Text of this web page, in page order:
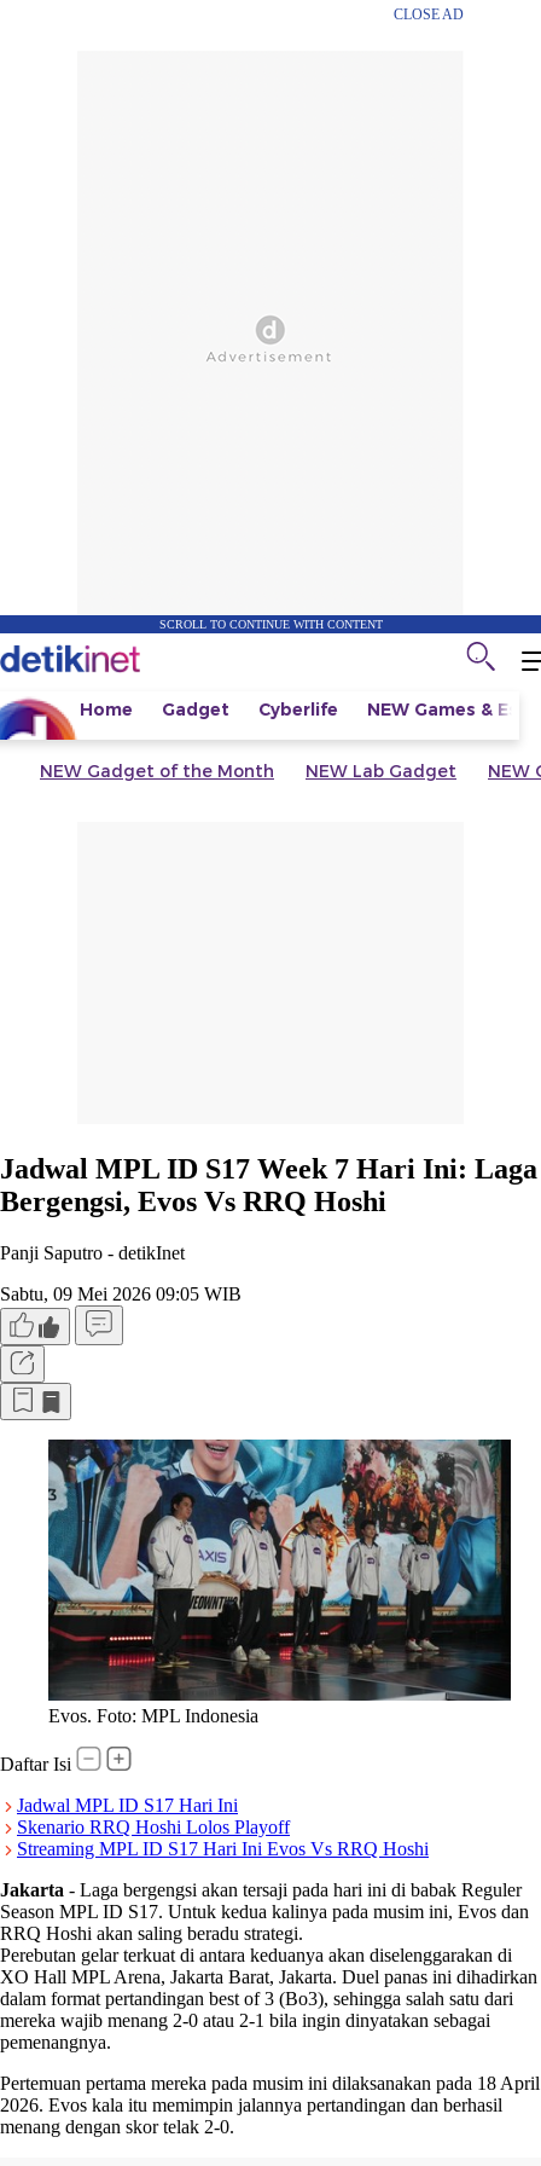
CLOSE AD
SCROLL TO CONTINUE WITH CONTENT
Home Gadget Cyberlife NEW Games &
NEW Gadget of the Month NEW Lab Gadget NEW
Jadwal MPL ID S17 Week 7 Hari Ini: Laga
Bergengsi, Evos Vs RRQ Hoshi
Panji Saputro - detikInet
Sabtu, 09 Mei 2026 09:05 WIB
Evos. Foto: MPL Indonesia
Daftar Isi
Jadwal MPL ID S17 Hari Ini
Skenario RRQ Hoshi Lolos Playoff
Streaming MPL ID S17 Hari Ini Evos Vs RRQ Hoshi
Jakarta - Laga bergengsi akan tersaji pada hari ini di babak Reguler
Season MPL ID S17. Untuk kedua kalinya pada musim ini, Evos dan
RRQ Hoshi akan saling beradu strategi.
Perebutan gelar terkuat di antara keduanya akan diselenggarakan di
XO Hall MPL Arena, Jakarta Barat, Jakarta. Duel panas ini dihadirkan
dalam format pertandingan best of 3 (Bo3), sehingga salah satu dari
mereka wajib menang 2-0 atau 2-1 bila ingin dinyatakan sebagai
pemenangnya.
Pertemuan pertama mereka pada musim ini dilaksanakan pada 18 April
2026. Evos kala itu memimpin jalannya pertandingan dan berhasil
menang dengan skor telak 2-0.